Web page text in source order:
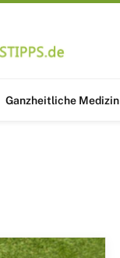
Ganzheitliche Medizin